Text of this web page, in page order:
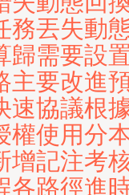
務丟失動
歸需要設
主要改進
速協議根
權使用分
增記注考
各路徑進